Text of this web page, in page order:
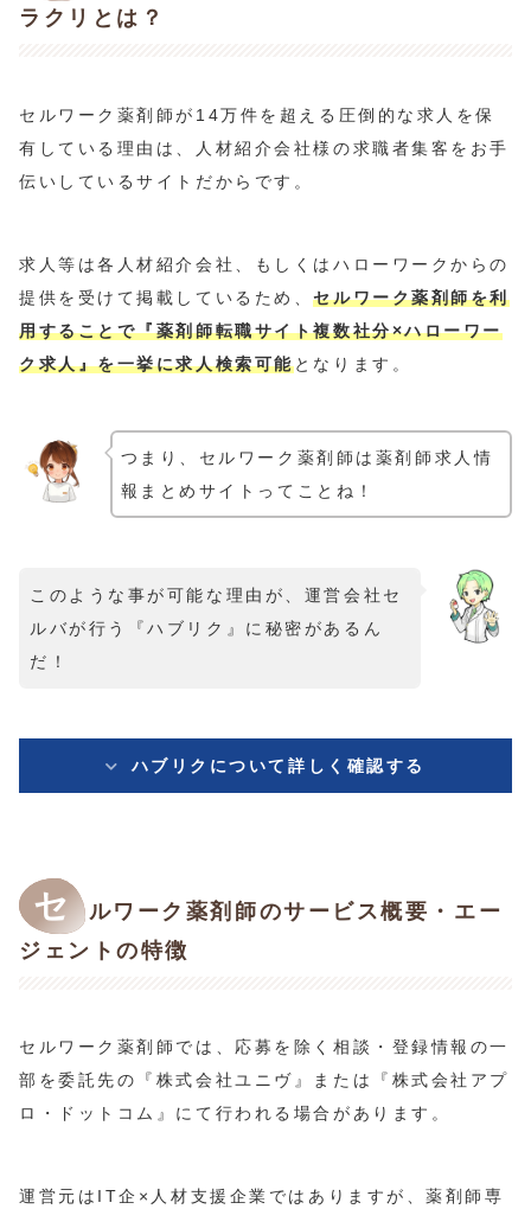
ラクリとは？
セルワーク薬剤師が14万件を超える圧倒的な求人を保
有している理由は、人材紹介会社様の求職者集客をお手
伝いしているサイトだからです。
求人等は各人材紹介会社、もしくはハローワークからの
提供を受けて掲載しているため、セルワーク薬剤師を利
用することで『薬剤師転職サイト複数社分×ハローワー
ク求人』を一挙に求人検索可能となります。
つまり、セルワーク薬剤師は薬剤師求人情
報まとめサイトってことね！
このような事が可能な理由が、運営会社セ
ルバが行う『ハブリク』に秘密があるん
だ！
ハブリクについて詳しく確認する
セ
ルワーク薬剤師のサービス概要・エー
ジェントの特徴
セルワーク薬剤師では、応募を除く相談・登録情報の一
部を委託先の『株式会社ユニヴ』または『株式会社アプ
ロ・ドットコム』にて行われる場合があります。
運営元はIT企×人材支援企業ではありますが、薬剤師専